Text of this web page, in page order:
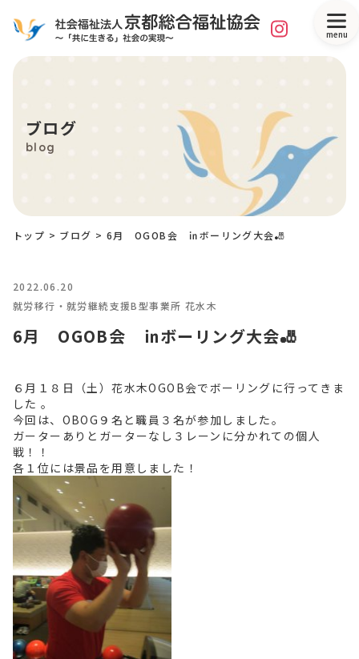
menu
ブログ
blog
トップ > ブログ > 6月 OGOB会 ㏌ボーリング大会🎳
2022.06.20
就労移行・就労継続支援B型事業所 花水木
6月 OGOB会 ㏌ボーリング大会🎳
６月１８日（土）花水木OGOB会でボーリングに行ってきま
した 。
今回は、OBOG９名と職員３名が参加しました。
ガーターありとガーターなし３レーンに分かれての個人
戦！！
各１位には景品を用意しました！